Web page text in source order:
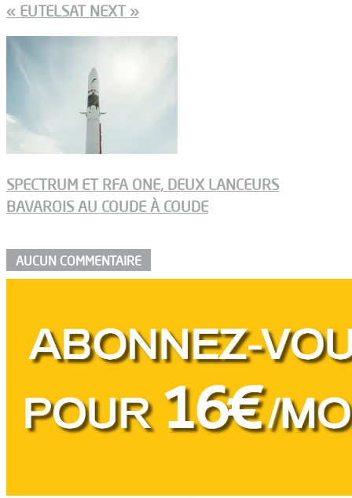
« EUTELSAT NEXT »
SPECTRUM ET RFA ONE, DEUX LANCEURS
BAVAROIS AU COUDE À COUDE
AUCUN COMMENTAIRE